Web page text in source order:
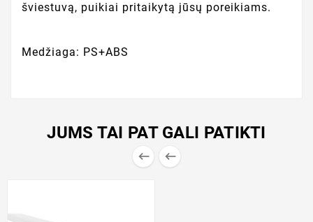
šviestuvą, puikiai pritaikytą jūsų poreikiams.
Medžiaga: PS+ABS
JUMS TAI PAT GALI PATIKTI
 